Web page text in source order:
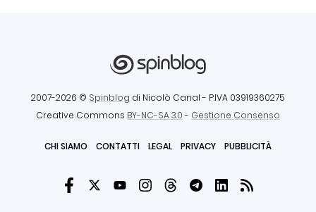
2007-2026 © Spinblog di Nicolò Canal - P.IVA 03919360275
Creative Commons BY-NC-SA 3.0- Gestione Consenso
CHI SIAMO CONTATTI LEGAL PRIVACY PUBBLICITÀ